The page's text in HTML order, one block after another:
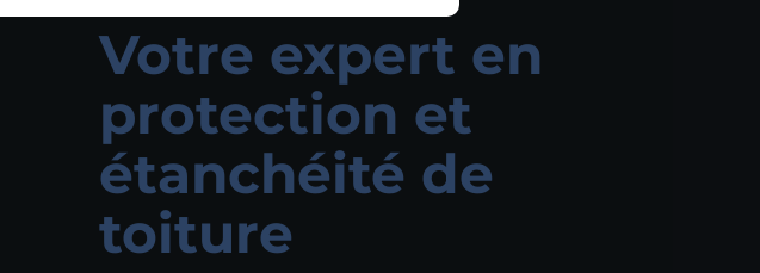
Votre expert en
protection et
étanchéité de
toiture